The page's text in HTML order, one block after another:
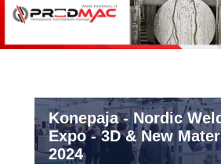
Konepaja - Nordic
Expo - 3D & New
2024